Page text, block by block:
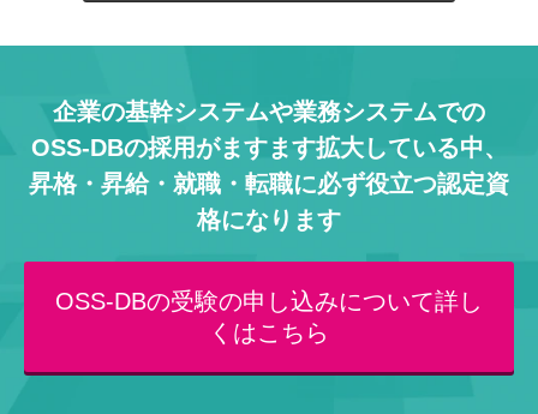
企業の基幹システムや業務システムでの
OSS-DBの採用がますます拡大している中、
昇格・昇給・就職・転職に必ず役立つ認定資
格になります
OSS-DBの受験の申し込みについて詳し
くはこちら